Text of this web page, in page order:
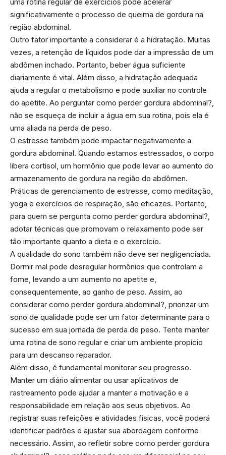
significativamente o processo de queima de gordura na
região abdominal.
Outro fator importante a considerar é a hidratação. Muitas
vezes, a retenção de líquidos pode dar a impressão de um
abdômen inchado. Portanto, beber água suficiente
diariamente é vital. Além disso, a hidratação adequada
ajuda a regular o metabolismo e pode auxiliar no controle
do apetite. Ao perguntar como perder gordura abdominal?,
não se esqueça de incluir a água em sua rotina, pois ela é
uma aliada na perda de peso.
O estresse também pode impactar negativamente a
gordura abdominal. Quando estamos estressados, o corpo
libera cortisol, um hormônio que pode levar ao aumento do
armazenamento de gordura na região do abdômen.
Práticas de gerenciamento de estresse, como meditação,
yoga e exercícios de respiração, são eficazes. Portanto,
para quem se pergunta como perder gordura abdominal?,
adotar técnicas que promovam o relaxamento pode ser
tão importante quanto a dieta e o exercício.
A qualidade do sono também não deve ser negligenciada.
Dormir mal pode desregular hormônios que controlam a
fome, levando a um aumento no apetite e,
consequentemente, ao ganho de peso. Assim, ao
considerar como perder gordura abdominal?, priorizar um
sono de qualidade pode ser um fator determinante para o
sucesso em sua jornada de perda de peso. Tente manter
uma rotina de sono regular e criar um ambiente propício
para um descanso reparador.
Além disso, é fundamental monitorar seu progresso.
Manter um diário alimentar ou usar aplicativos de
rastreamento pode ajudar a manter a motivação e a
responsabilidade em relação aos seus objetivos. Ao
registrar suas refeições e atividades físicas, você poderá
identificar padrões e ajustar sua abordagem conforme
necessário. Assim, ao refletir sobre como perder gordura